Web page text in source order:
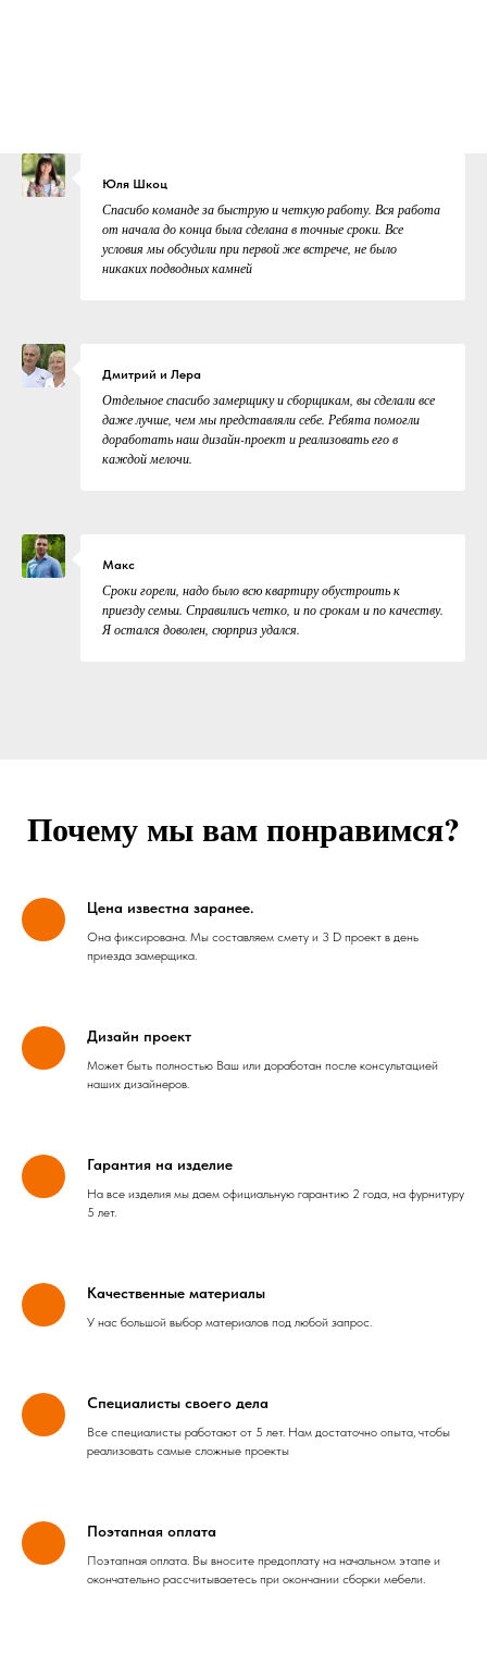
Юля Шкоц
Спасибо команде за быструю и четкую работу. Вся работа
от начала до конца была сделана в точные сроки. Все
условия мы обсудили при первой же встрече, не было
никаких подводных камней
Дмитрий и Лера
Отдельное спасибо замерщику и сборщикам, вы сделали все
даже лучше, чем мы представляли себе. Ребята помогли
доработать наш дизайн-проект и реализовать его в
каждой мелочи.
Макс
Сроки горели, надо было всю квартиру обустроить к
приезду семьи. Справились четко, и по срокам и по качеству.
Я остался доволен, сюрприз удался.
Почему мы вам понравимся?
Цена известна заранее.
Она фиксирована. Мы составляем смету и 3 D проект в день
приезда замерщика.
Дизайн проект
Может быть полностью Ваш или доработан после консультацией
наших дизайнеров.
Гарантия на изделие
На все изделия мы даем официальную гарантию 2 года, на фурнитуру
5 лет.
Качественные материалы
У нас большой выбор материалов под любой запрос.
Специалисты своего дела
Все специалисты работают от 5 лет. Нам достаточно опыта, чтобы
реализовать самые сложные проекты
Поэтапная оплата
Поэтапная оплата. Вы вносите предоплату на начальном этапе и
окончательно рассчитываетесь при окончании сборки мебели.